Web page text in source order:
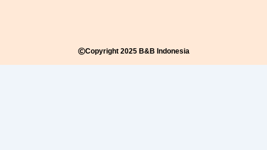
Copyright 2025 B&B Indonesia